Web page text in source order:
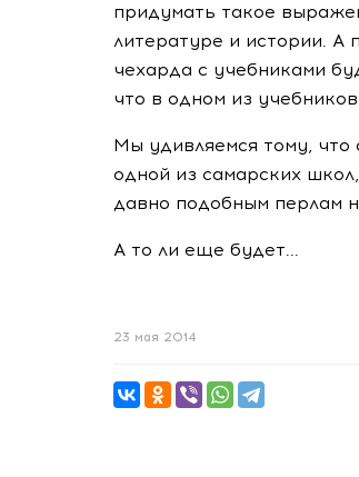
придумать такое
литературе и истории.
чехарда с учебниками
что в одном из
Мы удивляемся тому, что
одной из самарских
давно подобным перлам
А то ли еще будет...
23 мая 2014